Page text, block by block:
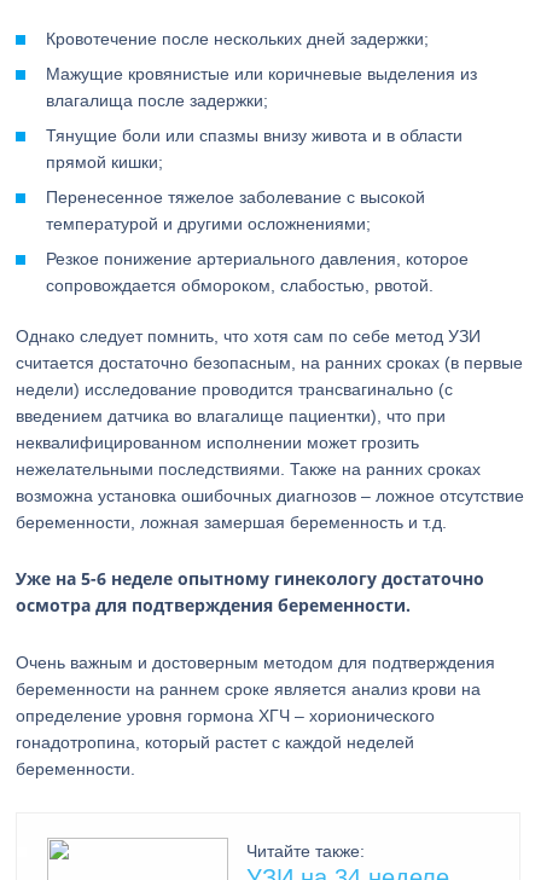
Кровотечение после нескольких дней задержки;
Мажущие кровянистые или коричневые выделения из
влагалища после задержки;
Тянущие боли или спазмы внизу живота и в области
прямой кишки;
Перенесенное тяжелое заболевание с высокой
температурой и другими осложнениями;
Резкое понижение артериального давления, которое
сопровождается обмороком, слабостью, рвотой.
Однако следует помнить, что хотя сам по себе метод УЗИ
считается достаточно безопасным, на ранних сроках (в первые
недели) исследование проводится трансвагинально (с
введением датчика во влагалище пациентки), что при
неквалифицированном исполнении может грозить
нежелательными последствиями. Также на ранних сроках
возможна установка ошибочных диагнозов – ложное отсутствие
беременности, ложная замершая беременность и т.д.
Уже на 5-6 неделе опытному гинекологу достаточно
осмотра для подтверждения беременности.
Очень важным и достоверным методом для подтверждения
беременности на раннем сроке является анализ крови на
определение уровня гормона ХГЧ – хорионического
гонадотропина, который растет с каждой неделей
беременности.
Читайте также: